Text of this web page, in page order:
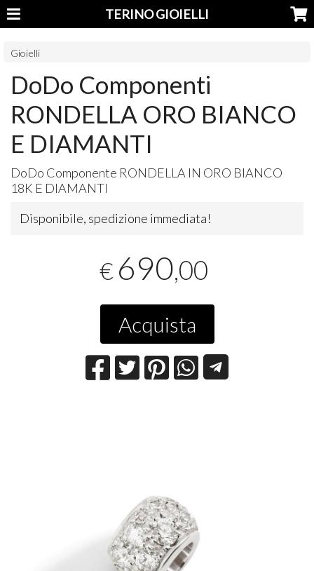
TERINO GIOIELLI
Gioielli
DoDo Componenti
RONDELLA ORO BIANCO
E DIAMANTI
DoDo Componente RONDELLA IN ORO BIANCO
18K E DIAMANTI
Disponibile, spedizione immediata!
€ 690,00
Acquista